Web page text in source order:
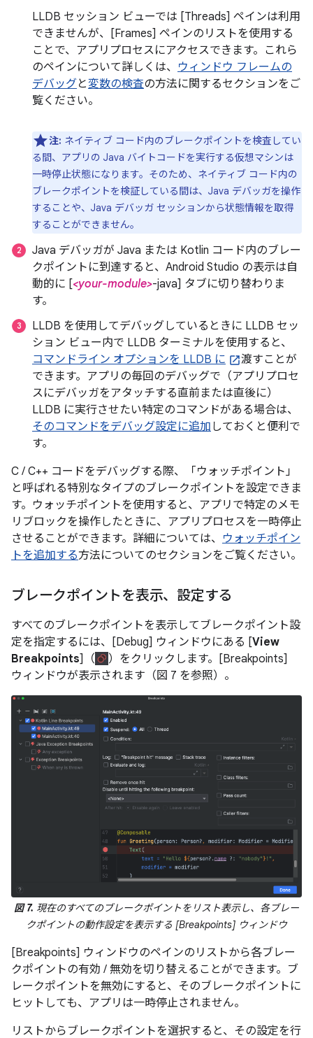
LLDB セッション ビューでは [Threads] ペインは利用
できませんが、[Frames] ペインのリストを使用する
ことで、アプリプロセスにアクセスできます。これら
のペインについて詳しくは、 ウィンドウ フレームの
デバッグと変数の検査の方法に関するセクションをご
覧ください。
注: ネイティブ コード内のブレークポイントを検査してい
る間、アプリの Java バイトコードを実行する仮想マシンは
一時停止状態になります。そのため、ネイティブ コード内の
ブレークポイントを検証している間は、Java デバッガを操作
することや、Java デバッガ セッションから状態情報を取得
することができません。
Java デバッガが Java または Kotlin コード内のブレー
クポイントに到達すると、Android Studio の表示は自
動的に [<your-module>-java] タブに切り替わりま
す。
LLDB を使用してデバッグしているときに LLDB セッ
ション ビュー内で LLDB ターミナルを使用すると、
コマンドライン オプションを LLDB に
渡すことが
できます。アプリの毎回のデバッグで（アプリプロセ
スにデバッガをアタッチする直前または直後に）
LLDB に実行させたい特定のコマンドがある場合は、
そのコマンドをデバッグ設定に追加 しておくと便利で
す。
C / C++ コードをデバッグする際、「ウォッチポイント」
と呼ばれる特別なタイプのブレークポイントを設定できま
す。ウォッチポイントを使用すると、アプリで特定のメモ
リブロックを操作したときに、アプリプロセスを一時停止
させることができます。詳細については、 ウォッチポイン
トを追加する方法についてのセクションをご覧ください。
ブレークポイントを表示、設定する
すべてのブレークポイントを表示してブレークポイント設
定を指定するには、[Debug] ウィンドウにある [View
Breakpoints]（
）をクリックします。[Breakpoints]
ウィンドウが表示されます（図 7 を参照）。
図 7. 現在のすべてのブレークポイントをリスト表示し、各ブレー
クポイントの動作設定を表示する [Breakpoints] ウィンドウ
[Breakpoints] ウィンドウのペインのリストから各ブレー
クポイントの有効 / 無効を切り替えることができます。ブ
レークポイントを無効にすると、そのブレークポイントに
ヒットしても、アプリは一時停止されません。
リストからブレークポイントを選択すると、その設定を行